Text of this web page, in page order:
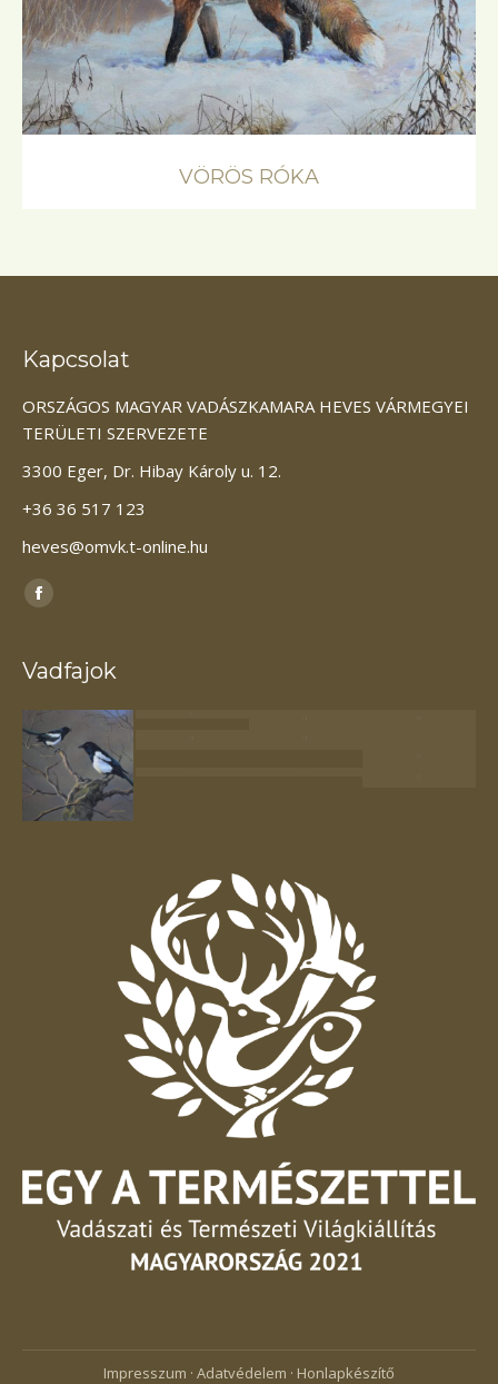
VÖRÖS RÓKA
Kapcsolat
ORSZÁGOS MAGYAR VADÁSZKAMARA HEVES VÁRMEGYEI
TERÜLETI SZERVEZETE
3300 Eger, Dr. Hibay Károly u. 12.
+36 36 517 123
heves@omvk.t-online.hu
Itt vagyunk elérhetőek:
Facebook
opens
new
window
Vadfajok
Impresszum · Adatvédelem · Honlapkészítő